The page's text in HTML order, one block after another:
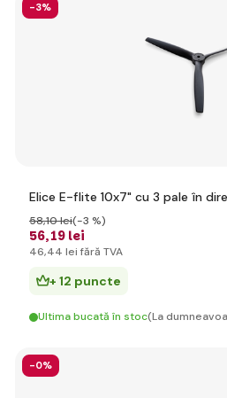
-3%
Elice E-flite 10x7" cu 3 pale în
56,19 lei
58,10 lei(-3 %)
46,44 lei fără TVA
+ 12 puncte
Ultima bucată în stoc(La
-0%